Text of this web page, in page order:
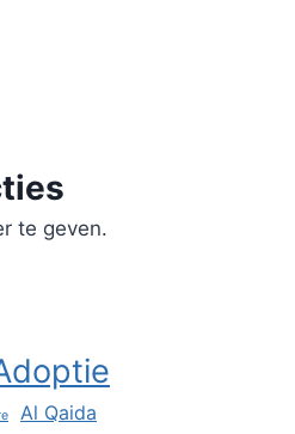
te geven.
Al Qaida